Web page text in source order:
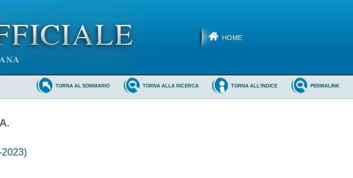
HOME
PERMALINK
TORNA ALL'INDICE
TORNA ALLA RICERCA
TORNA AL SOMMARIO